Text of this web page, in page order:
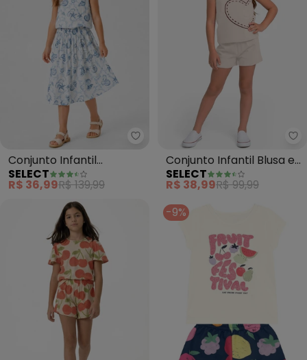
Select - Conjunto Infantil
Conjunto Infantil
Feminino Saia e Regata
(Bege)
SELECT
R$ 36,99R$ 139,99
Conjunto Infantil Blusa e
Shorts Feminino (Bege)
SELECT
R$ 38,99R$ 99,99
-9%